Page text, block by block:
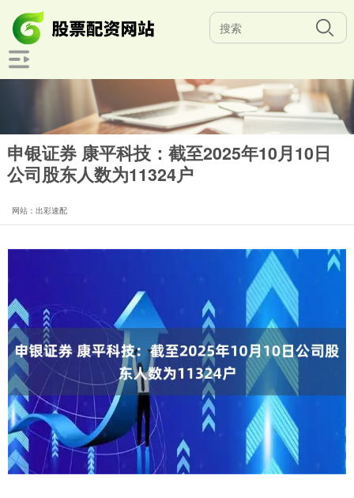
申银证券 康平科技：截至2025年10月10日
公司股东人数为11324户
网站：出彩速配